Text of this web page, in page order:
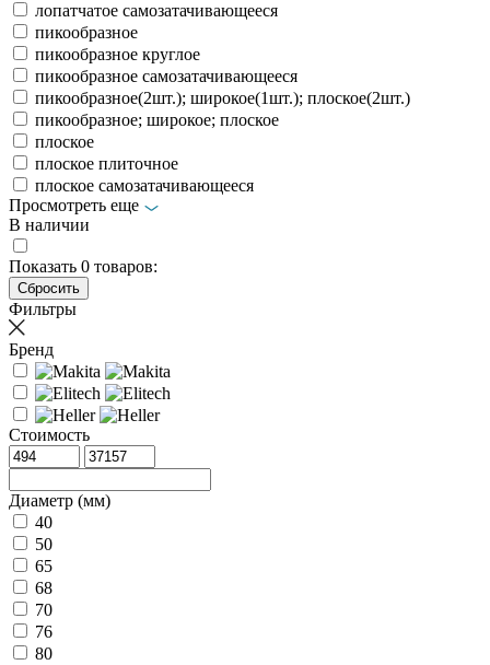
лопатчатое самозатачивающееся
пикообразное
пикообразное круглое
пикообразное самозатачивающееся
пикообразное(2шт.); широкое(1шт.); плоское(2шт.)
пикообразное; широкое; плоское
плоское
плоское плиточное
плоское самозатачивающееся
Просмотреть еще
В наличии
Показать 0 товаров:
Фильтры
Бренд
Стоимость
Диаметр (мм)
40
50
65
68
70
76
80